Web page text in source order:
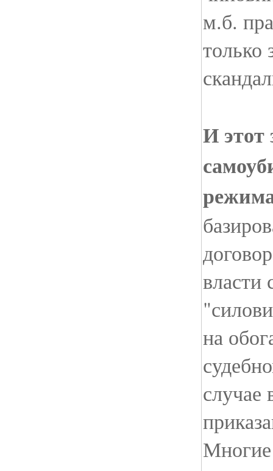
м.б.
И этот
власти
на
случае
Многие